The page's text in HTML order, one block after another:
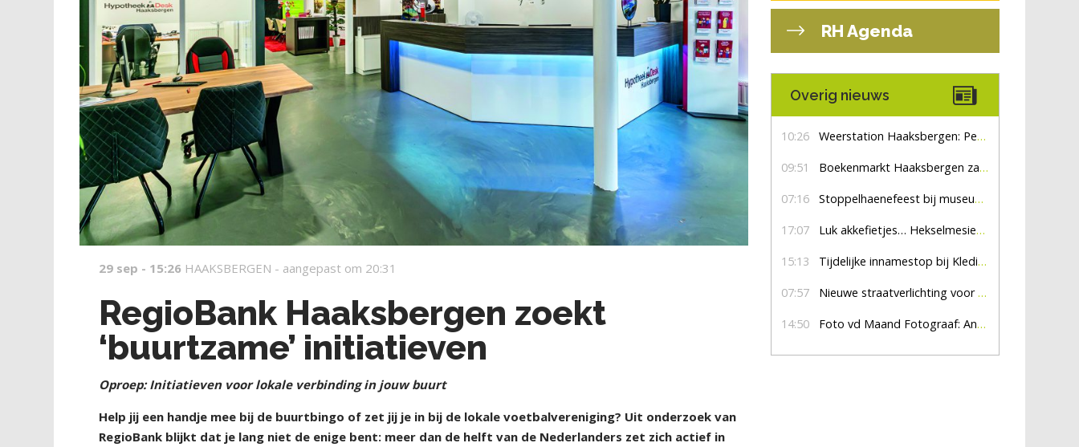
29 sep - 15:26 HAAKSBERGEN - aangepast om 20:31
RegioBank Haaksbergen zoekt
‘buurtzame’ initiatieven
Oproep: Initiatieven voor lokale verbinding in jouw buurt
Help jij een handje mee bij de buurtbingo of zet jij je in bij de lokale voetbalvereniging? Uit onderzoek van
RegioBank blijkt dat je lang niet de enige bent: meer dan de helft van de Nederlanders zet zich actief in
RH Agenda
Overig nieuws
10:26 Weerstation Haaksbergen: Perioden met zon en droog
09:51 Boekenmarkt Haaksbergen zaterdag 8 augustus, marktplein Haaksbergen
07:16 Stoppelhaenefeest bij museum De Lebbenbrugge
17:07 Luk akkefietjes… HekselmesienHarry
15:13 Tijdelijke innamestop bij Kledingbank Stefania
07:57 Nieuwe straatverlichting voor De Veldmaat en De Pas
14:50 Foto vd Maand Fotograaf: Anna Jalving